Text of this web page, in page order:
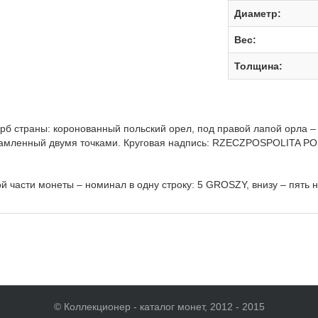
Диаметр:
Вес:
Толщина:
страны: коронованный польский орел, под правой лапой орла
двумя точками. Круговая надпись: RZECZPOSPOLITA
части монеты – номинал в одну строку: 5 GROSZY, внизу – пять
© Коллекционер - каталог монет, 2012 - 2015